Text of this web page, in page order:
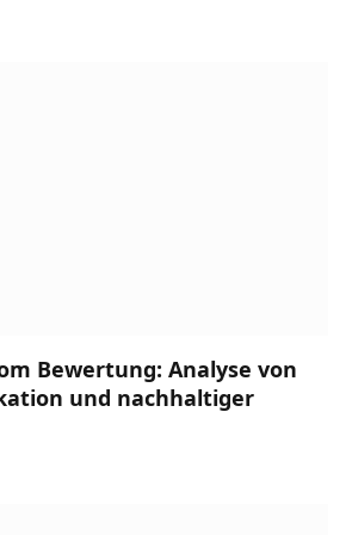
Bewertung: Analyse von
und nachhaltiger